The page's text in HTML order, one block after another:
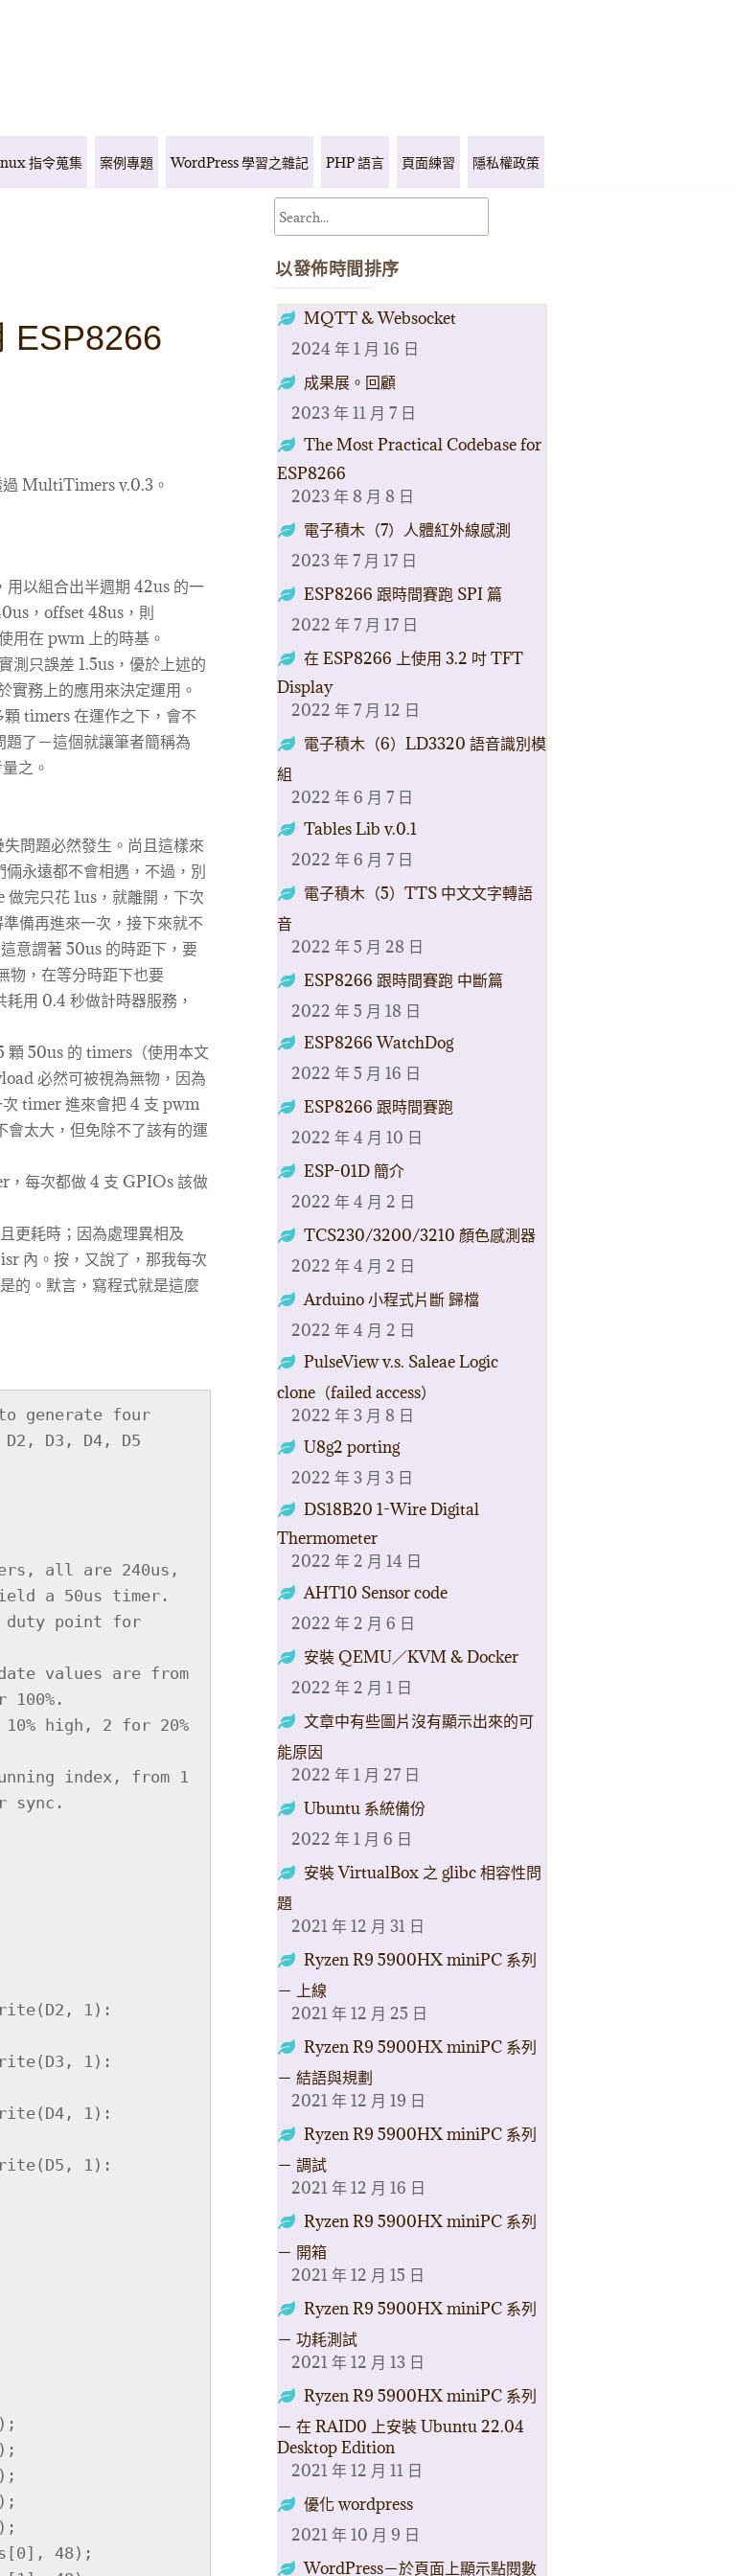
指令蒐集 案例專題 WordPress 學習之雜記 PHP 語言 頁面練習 隱私權政策
ESP8266
MultiTimers v.0.3。
以組合出半週期 42us 的一
，offset 48us，則
用在 pwm 上的時基。
測只誤差 1.5us，優於上述的
實務上的應用來決定運用。
timers 在運作之下，會不
了－這個就讓筆者簡稱為
之。
問題必然發生。尚且這樣來
永遠都不會相遇，不過，別
完只花 1us，就離開，下次
備再進來一次，接下來就不
意謂著 50us 的時距下，要
物，在等分時距下也要
用 0.4 秒做計時器服務，
顆 50us 的 timers（使用本文
必然可被視為無物，因為
timer 進來會把 4 支 pwm
太大，但免除不了該有的運
，每次都做 4 支 GPIOs 該做
更耗時；因為處理異相及
內。按，又說了，那我每次
的。默言，寫程式就是這麼
generate four
D3, D4, D5
all are 240us,
a 50us timer.
duty point for
index, from 1
sync.
以發佈時間排序
MQTT & Websocket
2024 年 1 月 16 日
成果展。回顧
2023 年 11 月 7 日
The Most Practical Codebase for
ESP8266
2023 年 8 月 8 日
電子積木（7）人體紅外線感測
2023 年 7 月 17 日
ESP8266 跟時間賽跑 SPI 篇
2022 年 7 月 17 日
在 ESP8266 上使用 3.2 吋 TFT
Display
2022 年 7 月 12 日
電子積木（6）LD3320 語音識別模
組
2022 年 6 月 7 日
Tables Lib v.0.1
2022 年 6 月 7 日
電子積木（5）TTS 中文文字轉語
音
2022 年 5 月 28 日
ESP8266 跟時間賽跑 中斷篇
2022 年 5 月 18 日
ESP8266 WatchDog
2022 年 5 月 16 日
ESP8266 跟時間賽跑
2022 年 4 月 10 日
ESP-01D 簡介
2022 年 4 月 2 日
TCS230/3200/3210 顏色感測器
2022 年 4 月 2 日
Arduino 小程式片斷 歸檔
2022 年 4 月 2 日
PulseView v.s. Saleae Logic
clone（failed access）
2022 年 3 月 8 日
U8g2 porting
2022 年 3 月 3 日
DS18B20 1-Wire Digital
Thermometer
2022 年 2 月 14 日
AHT10 Sensor code
2022 年 2 月 6 日
安裝 QEMU／KVM & Docker
2022 年 2 月 1 日
文章中有些圖片沒有顯示出來的可
能原因
2022 年 1 月 27 日
Ubuntu 系統備份
2022 年 1 月 6 日
安裝 VirtualBox 之 glibc 相容性問
題
2021 年 12 月 31 日
Ryzen R9 5900HX miniPC 系列
－ 上線
2021 年 12 月 25 日
Ryzen R9 5900HX miniPC 系列
－ 結語與規劃
2021 年 12 月 19 日
Ryzen R9 5900HX miniPC 系列
－ 調試
2021 年 12 月 16 日
Ryzen R9 5900HX miniPC 系列
－ 開箱
2021 年 12 月 15 日
Ryzen R9 5900HX miniPC 系列
－ 功耗測試
2021 年 12 月 13 日
Ryzen R9 5900HX miniPC 系列
－ 在 RAID0 上安裝 Ubuntu 22.04
Desktop Edition
2021 年 12 月 11 日
優化 wordpress
2021 年 10 月 9 日
WordPress－於頁面上顯示點閱數